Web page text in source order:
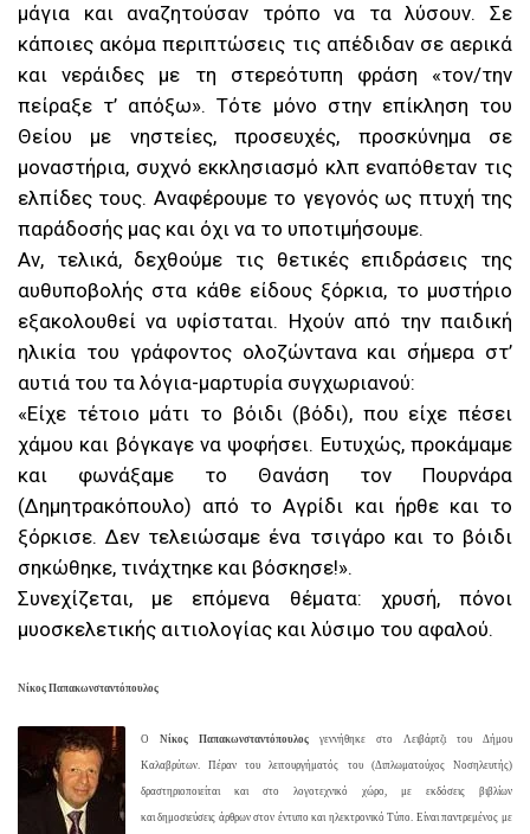
μάγια και αναζητούσαν τρόπο να τα λύσουν. Σε
κάποιες ακόμα περιπτώσεις τις απέδιδαν σε αερικά
και νεράιδες με τη στερεότυπη φράση «τον/την
πείραξε τ’ απόξω». Τότε μόνο στην επίκληση του
Θείου με νηστείες, προσευχές, προσκύνημα σε
μοναστήρια, συχνό εκκλησιασμό κλπ εναπόθεταν τις
ελπίδες τους. Αναφέρουμε το γεγονός ως πτυχή της
παράδοσής μας και όχι να το υποτιμήσουμε.
Αν, τελικά, δεχθούμε τις θετικές επιδράσεις της
αυθυποβολής στα κάθε είδους ξόρκια, το μυστήριο
εξακολουθεί να υφίσταται. Ηχούν από την παιδική
ηλικία του γράφοντος ολοζώντανα και σήμερα στ’
αυτιά του τα λόγια-μαρτυρία συγχωριανού:
«Είχε τέτοιο μάτι το βόιδι (βόδι), που είχε πέσει
χάμου και βόγκαγε να ψοφήσει. Ευτυχώς, προκάμαμε
και φωνάξαμε το Θανάση τον Πουρνάρα
(Δημητρακόπουλο) από το Αγρίδι και ήρθε και το
ξόρκισε. Δεν τελειώσαμε ένα τσιγάρο και το βόιδι
σηκώθηκε, τινάχτηκε και βόσκησε!».
Συνεχίζεται, με επόμενα θέματα: χρυσή, πόνοι
μυοσκελετικής αιτιολογίας και λύσιμο του αφαλού.
Νίκος Παπακωνσταντόπουλος
Ο Νίκος Παπακωνσταντόπουλοςγεννήθηκε στο Λειβάρτζι του Δήμου
Καλαβρύτων. Πέραν του λειτουργήματός του (Διπλωματούχος Νοσηλευτής)
δραστηριοποιείται και στο λογοτεχνικό χώρο,με εκδόσεις βιβλίων
και δημοσιεύσεις άρθρων στον έντυπο και ηλεκτρονικό Τύπο. Είναι παντρεμένος με